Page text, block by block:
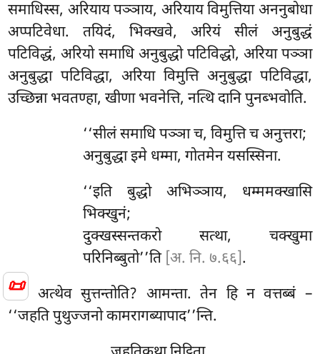
📜
समाधिस्स, अरियाय पञ्ञाय, अरियाय विमुत्तिया अननुबोधा
अप्पटिवेधा. तयिदं, भिक्खवे, अरियं सीलं अनुबुद्धं
पटिविद्धं, अरियो समाधि अनुबुद्धो पटिविद्धो, अरिया पञ्ञा
अनुबुद्धा पटिविद्धा, अरिया विमुत्ति अनुबुद्धा पटिविद्धा,
उच्छिन्ना भवतण्हा, खीणा भवनेत्ति, नत्थि दानि पुनब्भवोति.
‘‘सीलंसमाधि पञ्ञा च, विमुत्ति च अनुत्तरा;
अनुबुद्धा इमे धम्मा, गोतमेन यसस्सिना.
‘‘इति बुद्धो अभिञ्ञाय, धम्ममक्खासि
भिक्खुनं;
दुक्खस्सन्तकरो सत्था, चक्खुमा
परिनिब्बुतो’’ति [अ. नि. ७.६६].
अत्थेव सुत्तन्तोति? आमन्ता. तेन हि न वत्तब्बं –
‘‘जहति पुथुज्जनो कामरागब्यापाद’’न्ति.